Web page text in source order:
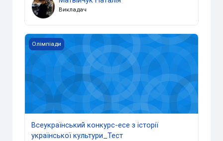
Викладач
Всеукраїнський конкурс-есе з історії української
Олімпіади
Всеукраїнський конкурс-есе з історії
української культури_Тест